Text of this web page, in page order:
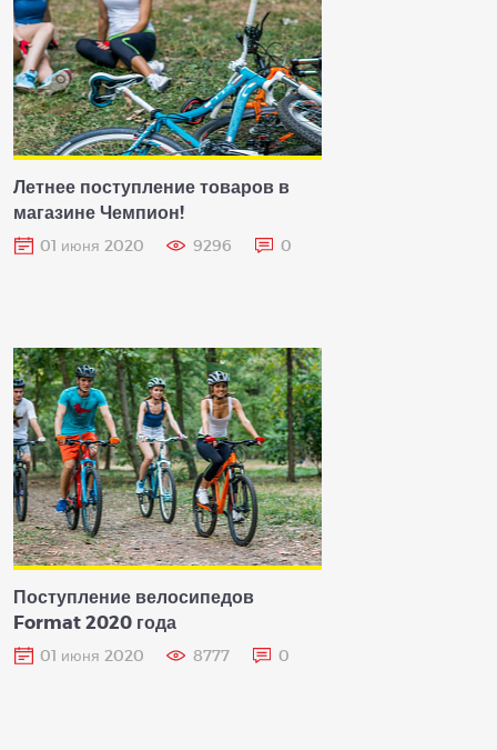
Летнее поступление товаров в
магазине Чемпион!
01 июня 2020 9296 0
Поступление велосипедов
Format 2020 года
01 июня 2020 8777 0